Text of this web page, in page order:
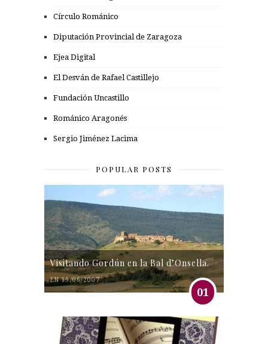
Círculo Románico
Diputación Provincial de Zaragoza
Ejea Digital
El Desván de Rafael Castillejo
Fundación Uncastillo
Románico Aragonés
Sergio Jiménez Lacima
POPULAR POSTS
Visitando Gordún en la Bal d’Onsella.
EN 19/06/2007
01